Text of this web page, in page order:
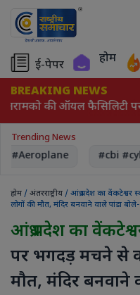
ई-पेपर होम
BREAKING NEWS
की ऑयल फैसिलिटी पर
Trending News
#Aeroplane #cbi
होम / अंतरराष्ट्रीय / आंध्र प्रदेश का
लोगों की मौत, मंदिर बनवाने वाले पांडा
आंध्र प्रदेश का
पर भगदड़ मचने से
मौत, मंदिर बनवाने